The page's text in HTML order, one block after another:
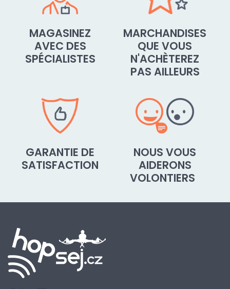
MAGASINEZ
AVEC DES
SPÉCIALISTES
MARCHANDISES
QUE VOUS
N'ACHÈTEREZ
PAS AILLEURS
GARANTIE DE
SATISFACTION
NOUS VOUS
AIDERONS
VOLONTIERS